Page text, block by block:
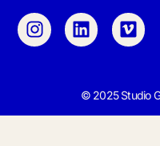
© 2025 Studio